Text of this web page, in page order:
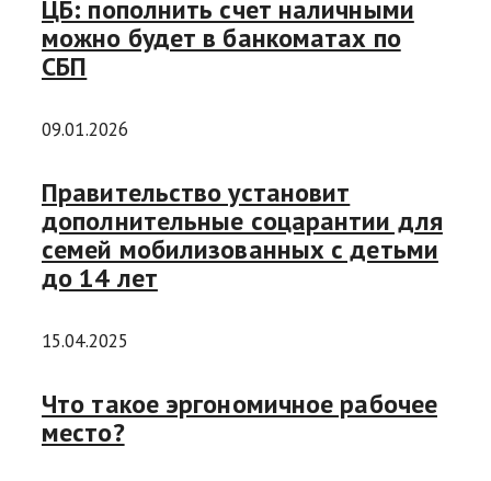
ЦБ: пополнить счет наличными
можно будет в банкоматах по
СБП
09.01.2026
Правительство установит
дополнительные соцарантии для
семей мобилизованных с детьми
до 14 лет
15.04.2025
Что такое эргономичное рабочее
место?